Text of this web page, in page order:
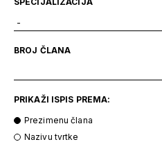
BROJ ČLANA
PRIKAŽI ISPIS PREMA:
Prezimenu člana
Nazivu tvrtke